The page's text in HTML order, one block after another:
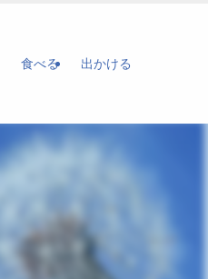
食べる 出かける